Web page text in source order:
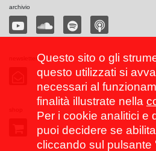
archivio
Questo sito o gli
questo utilizzati si
necessari al
finalità illustrate nella
Per i cookie analitici e
puoi decidere se
cliccando sul pulsante